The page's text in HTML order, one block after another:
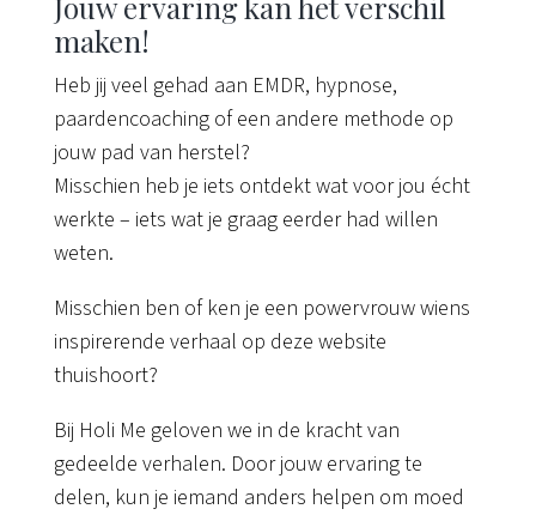
maken!
Heb jij veel gehad aan EMDR, hypnose,
paardencoaching of een andere methode op
jouw pad van herstel?
Misschien heb je iets ontdekt wat voor jou écht
werkte – iets wat je graag eerder had willen
weten.
Misschien ben of ken je een powervrouw wiens
inspirerende verhaal op deze website
thuishoort?
Bij Holi Me geloven we in de kracht van
gedeelde verhalen. Door jouw ervaring te
delen, kun je iemand anders helpen om moed